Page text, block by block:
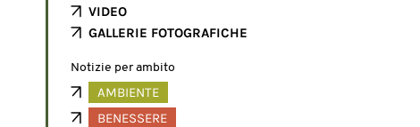
VIDEO
GALLERIE FOTOGRAFICHE
Notizie per ambito
AMBIENTE
BENESSERE